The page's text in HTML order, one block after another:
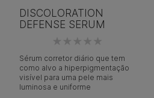
DISCOLORATION
DEFENSE SERUM
Sérum corretor diário que tem
como alvo a hiperpigmentação
visível para uma pele mais
luminosa e uniforme